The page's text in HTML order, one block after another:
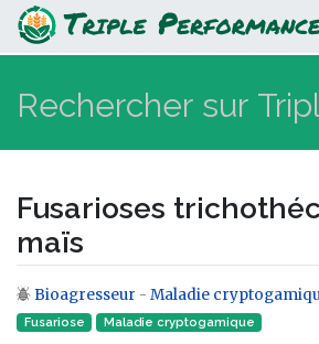
Fusarioses
Fusarioses
maïs
Aller à :navigation,rechercher
Bioagresseur - Maladie
Fusariose Maladie cryptogamique‎